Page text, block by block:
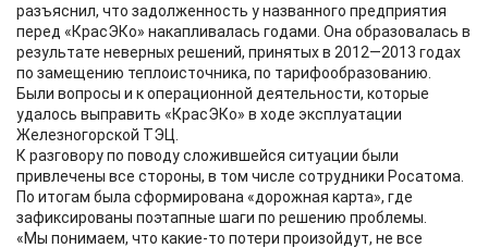
разъяснил, что задолженность у названного предприятия
перед «КрасЭКо» накапливалась годами. Она образовалась в
результате неверных решений, принятых в 2012—2013 годах
по замещению теплоисточника, по тарифообразованию.
Были вопросы и к операционной деятельности, которые
удалось выправить «КрасЭКо» в ходе эксплуатации
Железногорской ТЭЦ.
К разговору по поводу сложившейся ситуации были
привлечены все стороны, в том числе сотрудники Росатома.
По итогам была сформирована «дорожная карта», где
зафиксированы поэтапные шаги по решению проблемы.
«Мы понимаем, что какие-то потери произойдут, не все